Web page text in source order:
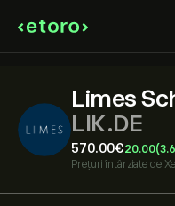
Limes
LIK.DE
570.00‎€‎20.00
Prețuri întârziate de